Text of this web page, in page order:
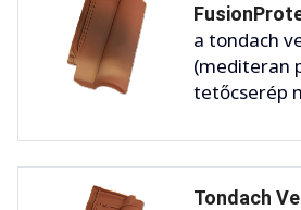
a tondach
(mediteran
tetőcserép
Tondach